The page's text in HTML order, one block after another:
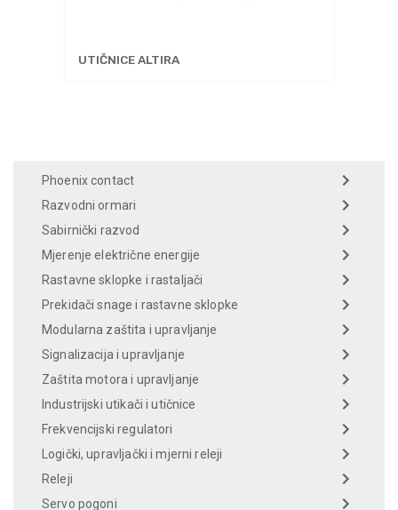
UTIČNICE ALTIRA
Phoenix contact
Razvodni ormari
Sabirnički razvod
Mjerenje električne energije
Rastavne sklopke i rastaljači
Prekidači snage i rastavne sklopke
Modularna zaštita i upravljanje
Signalizacija i upravljanje
Zaštita motora i upravljanje
Industrijski utikači i utičnice
Frekvencijski regulatori
Logički, upravljački i mjerni releji
Releji
Servo pogoni